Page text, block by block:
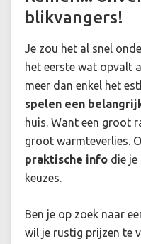
blikvangers!
Je zou het al snel
het eerste wat opvalt
meer dan enkel het
spelen een
huis. Want een groot
groot warmteverlies.
praktische info die je
keuzes.
Ben je op zoek naar
wil je rustig prijzen te